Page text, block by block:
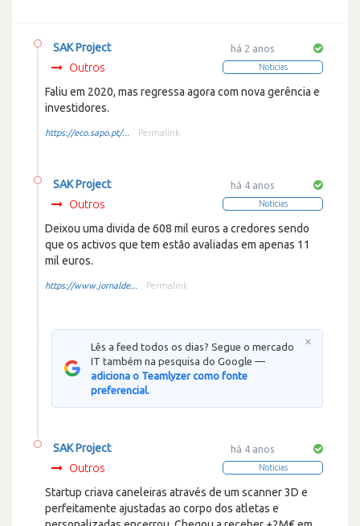
há 2 anos
Noticias
SAK Project
Outros
Faliu em 2020, mas regressa agora com nova gerência e
investidores.
https://eco.sapo.pt/... Permalink
há 4 anos
Noticias
SAK Project
Outros
Deixou uma divida de 608 mil euros a credores sendo
que os activos que tem estão avaliadas em apenas 11
mil euros.
https://www.jornalde... Permalink
Lês a feed todos os dias? Segue o mercado
IT também na pesquisa do Google —
adiciona o Teamlyzer como fonte
preferencial.
×
há 4 anos
Noticias
SAK Project
Outros
Startup criava caneleiras através de um scanner 3D e
perfeitamente ajustadas ao corpo dos atletas e